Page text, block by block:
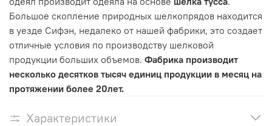
Большое скопление природных шелкопрядов находится
в уезде Сифэн, недалеко от нашей фабрики, это создает
отличные условия по производству шелковой
продукции больших объемов. Фабрика производит
несколько десятков тысяч единиц продукции в месяц на
протяжении более 20лет.
Характеристики